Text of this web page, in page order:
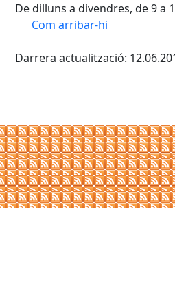
De dilluns a divendres, de 9 a
Com arribar-hi
+
Darrera actualització: